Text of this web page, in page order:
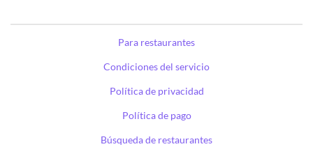
Para restaurantes
Condiciones del servicio
Política de privacidad
Política de pago
Búsqueda de restaurantes